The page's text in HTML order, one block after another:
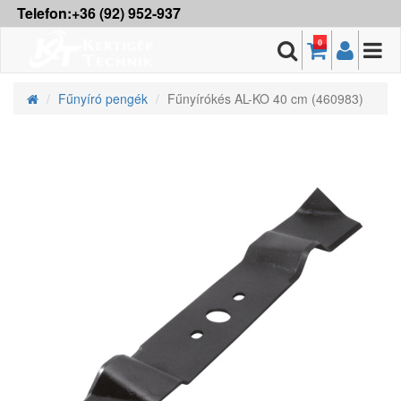
Telefon:+36 (92) 952-937
0
Fűnyíró pengék Fűnyírókés AL-KO 40 cm (460983)